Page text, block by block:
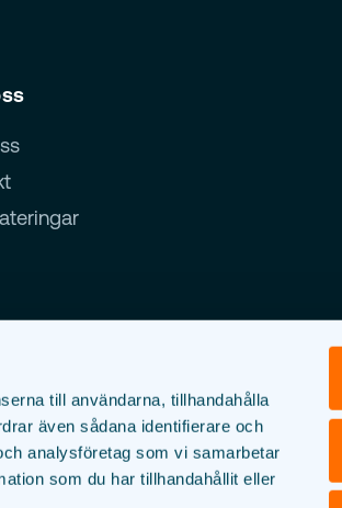
till användarna, tillhandahålla
även sådana identifierare och
analysföretag som vi samarbetar
som du har tillhandahållit eller
labels: